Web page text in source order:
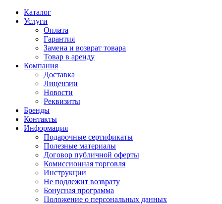
Каталог
Услуги
Оплата
Гарантия
Замена и возврат товара
Товар в аренду
Компания
Доставка
Лицензии
Новости
Реквизиты
Бренды
Контакты
Информация
Подарочные сертификаты
Полезные материалы
Договор публичной оферты
Комиссионная торговля
Инструкции
Не подлежит возврату
Бонусная программа
Положение о персональных данных